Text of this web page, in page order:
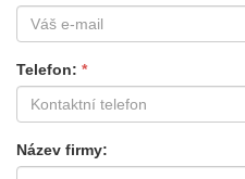
Telefon
Název firmy